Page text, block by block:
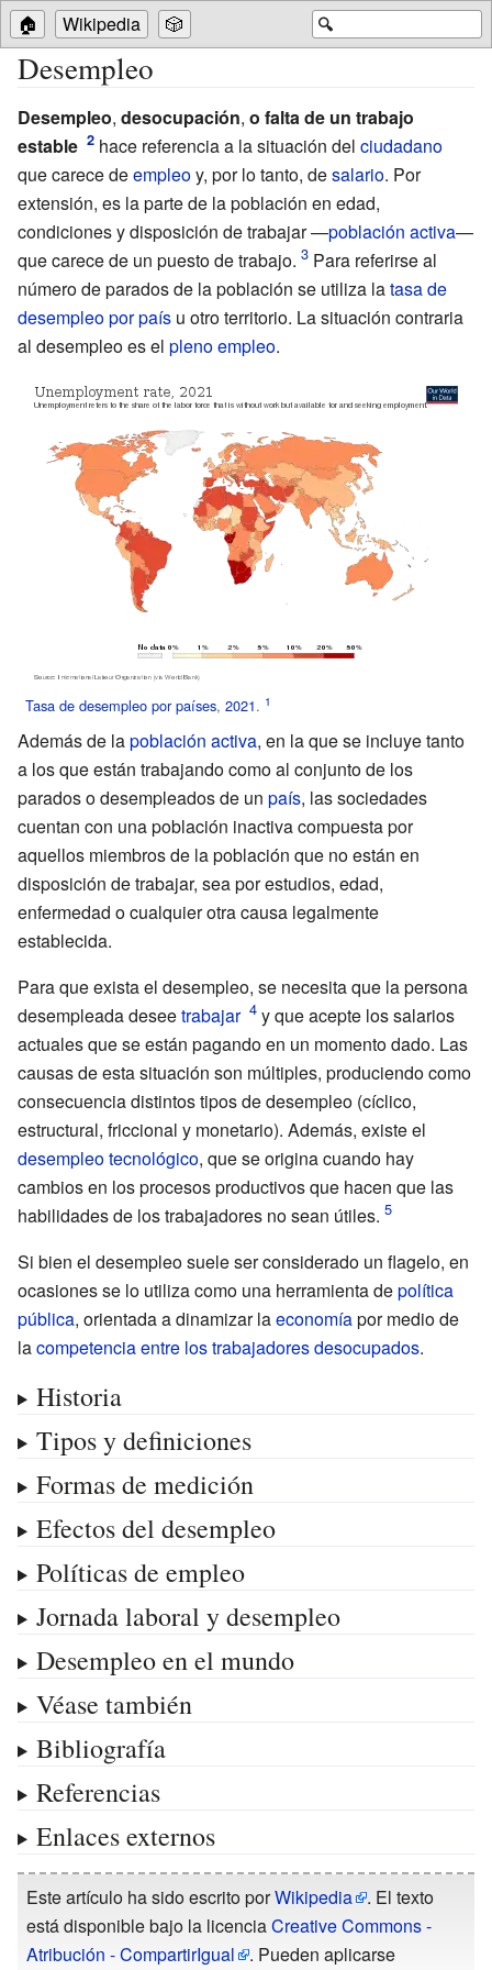
🔍
🏠 Wikipedia 🎲
Desempleo
Desempleo, desocupación, o falta de un trabajo
estable
hace referencia a la situación delciudadano
que carece deempleoy, por lo tanto, desalario. Por
extensión, es la parte de la población en edad,
condiciones y disposición de trabajar —población activa—
que carece de un puesto de trabajo.
Para referirse al
número de parados de la población se utiliza latasa de
desempleo por país u otro territorio. La situación contraria
al desempleo es el pleno empleo.
Tasa de desempleo por países, 2021.
Además de lapoblación activa, en la que se incluye tanto
a los que están trabajando como al conjunto de los
parados o desempleados de un país, las sociedades
cuentan con una población inactiva compuesta por
aquellos miembros de la población que no están en
disposición de trabajar, sea por estudios, edad,
enfermedad o cualquier otra causa legalmente
establecida.
Para que exista el desempleo, se necesita que la persona
desempleada deseetrabajar
y que acepte los salarios
actuales que se están pagando en un momento dado. Las
causas de esta situación son múltiples, produciendo como
consecuencia distintos tipos de desempleo (cíclico,
estructural, friccional y monetario). Además, existe el
desempleo tecnológico, que se origina cuando hay
cambios en los procesos productivos que hacen que las
habilidades de los trabajadores no sean útiles.
Si bien el desempleo suele ser considerado un flagelo, en
ocasiones se lo utiliza como una herramienta depolítica
pública, orientada a dinamizar laeconomíapor medio de
lacompetencia entre los trabajadores desocupados.
Historia
Tipos y definiciones
Formas de medición
Efectos del desempleo
Políticas de empleo
Jornada laboral y desempleo
Desempleo en el mundo
Véase también
Bibliografía
Referencias
Enlaces externos
Este artículo ha sido escrito porWikipedia
. El texto
está disponible bajo la licenciaCreative Commons -
Atribución - CompartirIgual
. Pueden aplicarse